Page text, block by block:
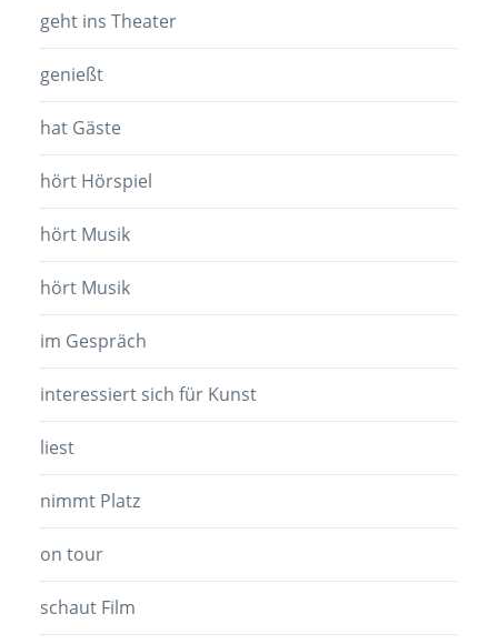
geht ins Theater
genießt
hat Gäste
hört Hörspiel
hört Musik
hört Musik
im Gespräch
interessiert sich für Kunst
liest
nimmt Platz
on tour
schaut Film